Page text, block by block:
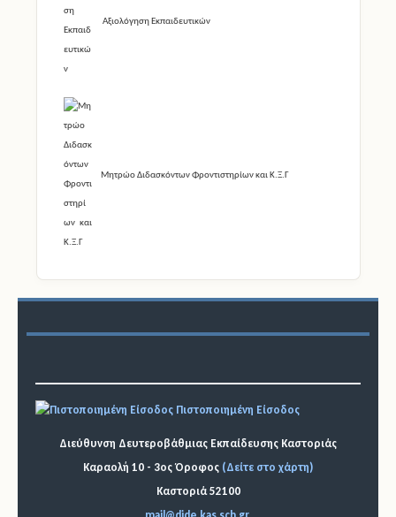
Αξιολόγηση Εκπαιδευτικών
Μητρώο Διδασκόντων Φροντιστηρίων και Κ.Ξ.Γ
Πιστοποιημένη Είσοδος
Διεύθυνση Δευτεροβάθμιας Εκπαίδευσης Καστοριάς
Καραολή 10 - 3ος Όροφος (Δείτε στο χάρτη)
Καστοριά 52100